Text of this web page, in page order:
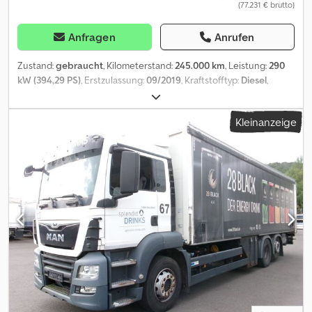
(77.231 € brutto)
Anfragen Anrufen
Zustand:gebraucht, Kilometerstand:245.000 km, Leistung:290
kW (394,29 PS), Erstzulassung:09/2019, Kraftstofftyp: Diesel,
, Achsen-Konfiguration:
Farbe:Rot, Getriebetyp:Automatisch, Emissionsklasse:Euro6,
3.650 mm
Laderaumvolumen:38 m³ , Laderaumlänge:6.940 mm
Laderaumbreite:2.480 mm, Laderaumhöhe:2.200 mm, Baujahr:
2019, Ausstattung:ABS, Elektronisches Stabilitätsprogramm
(ESP), Klimaanlage, Ladebordwand, Rußfilter, * Spier
Schiebeplane * Dekra zertifiziert nach VDI 2700 und DIN EN 12642
Code XL * 4 Reihen Ladegutsicherung * Laderaummmaße : 6.940
x 2.480 x 2.200 mm * große Klapptritte seitlich * 2.000 kg Bär
Ladebordwand * Nachlauflenkachse * Konstantdrossel (3-
stufiger Retarder) * Rückfahrkamera Csdpfoxub Aajx Al Terf *
Klima * Abstands-Tempomat * Sitzheizung * mittellanges
Fahrerhaus * Sonnenblende * Anhängerkupplung *
vollluftgefedert * Differenzialsperre * Automatik Schaltung *
Kleinanzeige